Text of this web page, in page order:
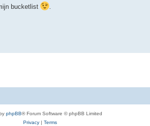
bucketlist
phpBB® Forum Software © phpBB Limited
Privacy| Terms